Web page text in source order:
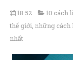
18:52 10 cách
thế giới, những cách
nhất